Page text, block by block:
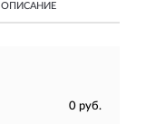
ОПИСАНИЕ
0 руб.